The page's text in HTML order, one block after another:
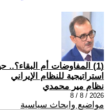
(1) المفاوضات أم البقاء؟..
استراتيجية للنظام الإيراني
نظام مير محمدي
2026 / 8 / 8
مواضيع وابحاث سياسية